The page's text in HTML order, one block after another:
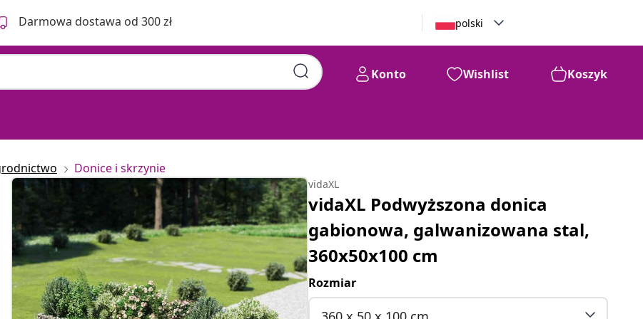
Darmowa dostawa od 300 zł polski
Konto Wishlist Koszyk
Donice i skrzynie
vidaXL
vidaXL Podwyższona donica
gabionowa, galwanizowana stal,
360x50x100 cm
Rozmiar